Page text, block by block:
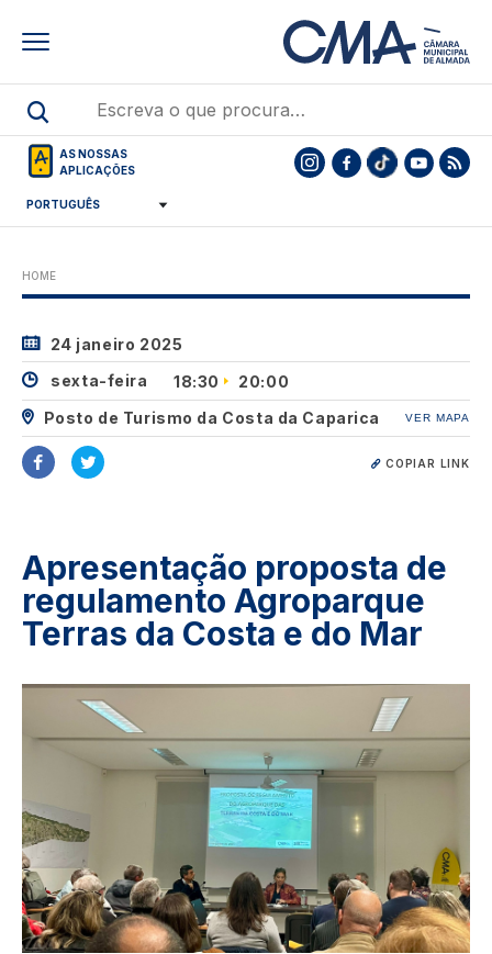
AS NOSSAS
APLICAÇÕES
HOME
24 janeiro 2025
sexta-feira
18:30
20:00
Posto de Turismo da Costa da Caparica
VER MAPA
COPIAR LINK
Apresentação proposta de
regulamento Agroparque
Terras da Costa e do Mar